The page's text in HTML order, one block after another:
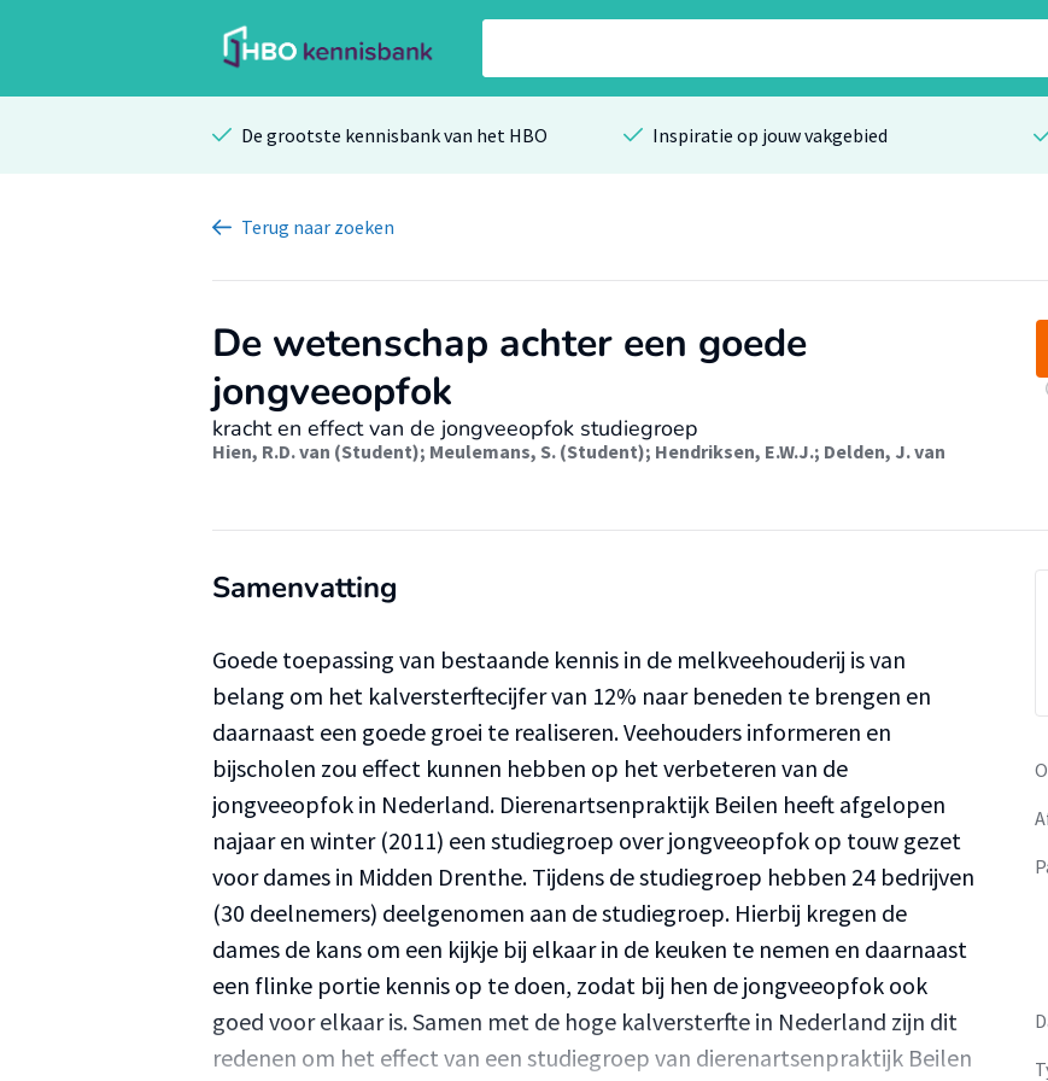
De grootste kennisbank van het HBO Inspiratie op jouw vakgebied
Terug naar zoeken
De wetenschap achter een goede
jongveeopfok
kracht en effect van de jongveeopfok studiegroep
Hien, R.D. van (Student); Meulemans, S. (Student); Hendriksen, E.W.J.; Delden, J. van
Samenvatting
Goede toepassing van bestaande kennis in de melkveehouderij is van
belang om het kalversterftecijfer van 12% naar beneden te brengen en
daarnaast een goede groei te realiseren. Veehouders informeren en
bijscholen zou effect kunnen hebben op het verbeteren van de
jongveeopfok in Nederland. Dierenartsenpraktijk Beilen heeft afgelopen
najaar en winter (2011) een studiegroep over jongveeopfok op touw gezet
voor dames in Midden Drenthe. Tijdens de studiegroep hebben 24 bedrijven
(30 deelnemers) deelgenomen aan de studiegroep. Hierbij kregen de
dames de kans om een kijkje bij elkaar in de keuken te nemen en daarnaast
een flinke portie kennis op te doen, zodat bij hen de jongveeopfok ook
goed voor elkaar is. Samen met de hoge kalversterfte in Nederland zijn dit
redenen om het effect van een studiegroep van dierenartsenpraktijk Beilen